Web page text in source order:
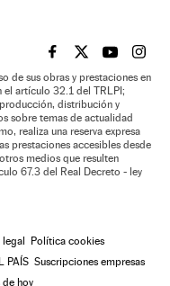
EL PAÍS BRASIL EN
EL PAÍSEL PAÍS
EL
de sus obras y prestaciones en
el artículo 32.1 del TRLPI;
distribución y
sobre temas de actualidad
realiza una reserva expresa
prestaciones accesibles desde
medios que resulten
67.3 del Real Decreto - ley
legal Política cookies
PAÍS Suscripciones empresas
de hoy